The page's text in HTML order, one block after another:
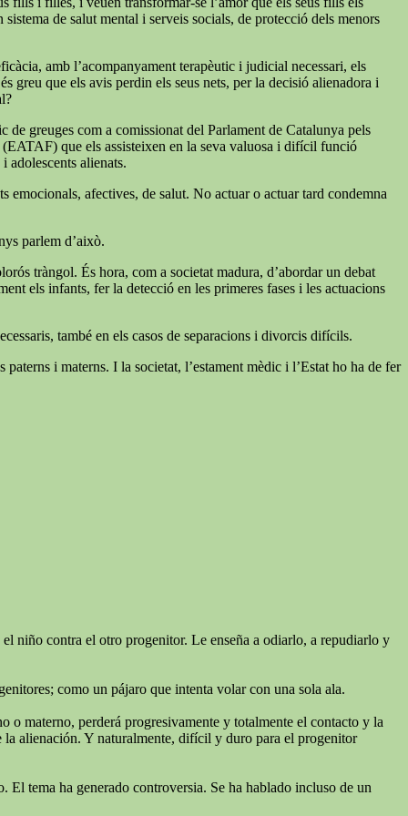
de salut mental i serveis socials, de protecció dels menors
amb l’acompanyament terapèutic i judicial necessari, els
greu que els avis perdin els seus nets, per la decisió alienadora i
de greuges com a comissionat del Parlament de Catalunya pels
(EATAF) que els assisteixen en la seva valuosa i difícil funció
adolescents alienats.
emocionals, afectives, de salut. No actuar o actuar tard condemna
parlem d’això.
tràngol. És hora, com a societat madura, d’abordar un debat
els infants, fer la detecció en les primeres fases i les actuacions
també en els casos de separacions i divorcis difícils.
i materns. I la societat, l’estament mèdic i l’Estat ho ha de fer
niño contra el otro progenitor. Le enseña a odiarlo, a repudiarlo y
como un pájaro que intenta volar con una sola ala.
o materno, perderá progresivamente y totalmente el contacto y la
alienación. Y naturalmente, difícil y duro para el progenitor
tema ha generado controversia. Se ha hablado incluso de un